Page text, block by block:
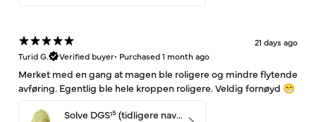
21 days ago
Turid G.
Verified buyer• Purchased 1 month ago
Merket med en gang at magen ble roligere og mindre flytende
avføring. Egentlig ble hele kroppen roligere. Veldig fornøyd 😁
Solve DGS¹⁵ (tidligere navn: UltiMage) – 350g (30 dager)